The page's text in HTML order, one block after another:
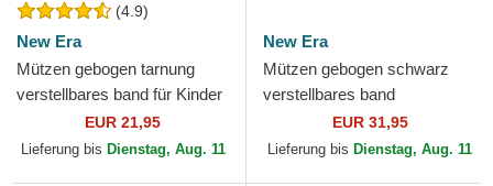
(4.9)
New Era
Mützen gebogen tarnung
verstellbares band für Kinder
9FORTY League Essential
der New York Yankees...
EUR 21,95
Lieferung bis Dienstag, Aug. 11
New Era
Mützen gebogen schwarz
verstellbares band
9TWENTY Broderie der New
York Yankees MLB von New
EUR 31,95
Lieferung bis Dienstag, Aug. 11